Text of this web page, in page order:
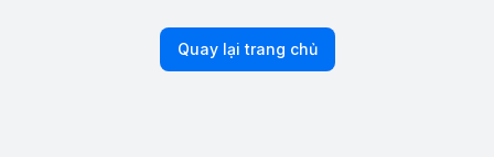
Quay lại trang chủ